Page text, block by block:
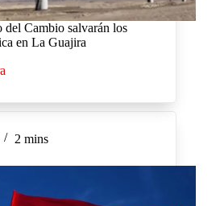
Cambio salvarán los
en La Guajira
2 mins